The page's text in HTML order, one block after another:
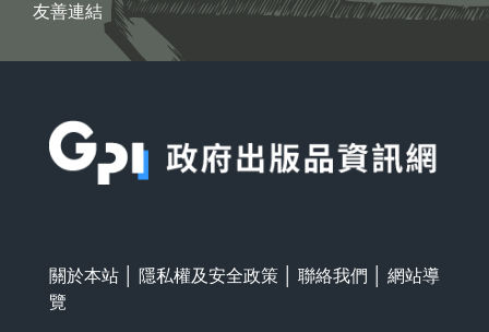
友善連結
關於本站 隱私權及安全政策 聯絡我們
網站導
覽